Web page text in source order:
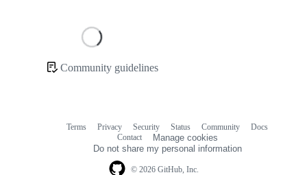
Community guidelines
© 2026 GitHub, Inc.
Terms Privacy Security Status Community
Docs
Contact
Manage cookies
Do not share my personal information